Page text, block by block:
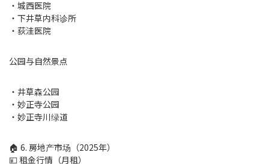
・城西医院
・下井草内科诊所
・荻洼医院
公园与自然景点
・井草森公园
・妙正寺公园
・妙正寺川绿道
🏠 6. 房地产市场（2025年）
💴 租金行情（月租）